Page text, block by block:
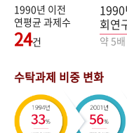
1990년 이전
연평균 과제수
24건
회연
약 5
수탁과제 비중 변화